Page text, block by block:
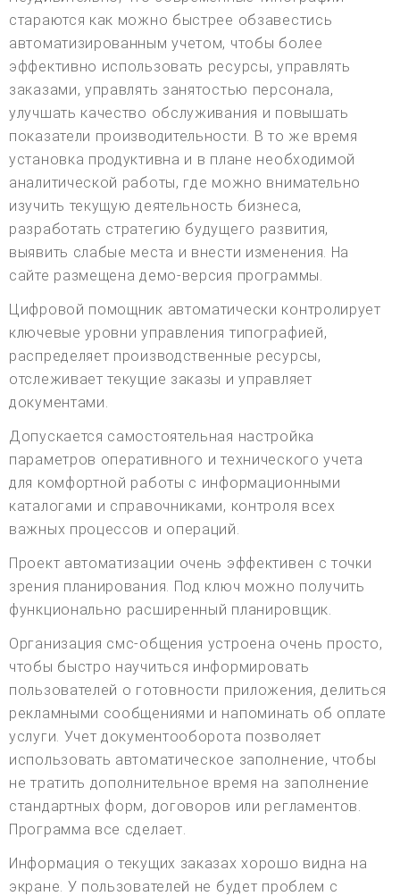
стараются как можно быстрее обзавестись
автоматизированным учетом, чтобы более
эффективно использовать ресурсы, управлять
заказами, управлять занятостью персонала,
улучшать качество обслуживания и повышать
показатели производительности. В то же время
установка продуктивна и в плане необходимой
аналитической работы, где можно внимательно
изучить текущую деятельность бизнеса,
разработать стратегию будущего развития,
выявить слабые места и внести изменения. На
сайте размещена демо-версия программы.
Цифровой помощник автоматически контролирует
ключевые уровни управления типографией,
распределяет производственные ресурсы,
отслеживает текущие заказы и управляет
документами.
Допускается самостоятельная настройка
параметров оперативного и технического учета
для комфортной работы с информационными
каталогами и справочниками, контроля всех
важных процессов и операций.
Проект автоматизации очень эффективен с точки
зрения планирования. Под ключ можно получить
функционально расширенный планировщик.
Организация смс-общения устроена очень просто,
чтобы быстро научиться информировать
пользователей о готовности приложения, делиться
рекламными сообщениями и напоминать об оплате
услуги. Учет документооборота позволяет
использовать автоматическое заполнение, чтобы
не тратить дополнительное время на заполнение
стандартных форм, договоров или регламентов.
Программа все сделает.
Информация о текущих заказах хорошо видна на
экране. У пользователей не будет проблем с